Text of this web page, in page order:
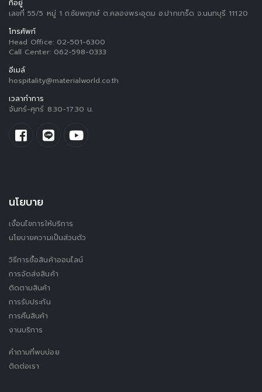
ที่อยู่
เลขที่ 55/5 หมู่ 1 ถ.ชัยพฤกษ์ ต.คลองพระอุดม อ.ปากเกร็ด จ.นนทบุรี 11120
โทรศัพท์
Head Office: 02-501-6300
Call Center: 062-598-0333
อีเมล์
hospitality@materialworld.co.th
เวลาทำการ
จันทร์-ศุกร์ 8.30-17.30 น.
นโยบาย
เงื่อนไขการให้บริการ
นโยบายความเป็นส่วนตัว
วิธีการซื้อสินค้าออนไลน์
การจัดส่งสินค้า
ติดตามสินค้า
การรับประกัน
การคืนสินค้า
งานบริการ
คำถามที่พบบ่อย
ติดต่อเรา